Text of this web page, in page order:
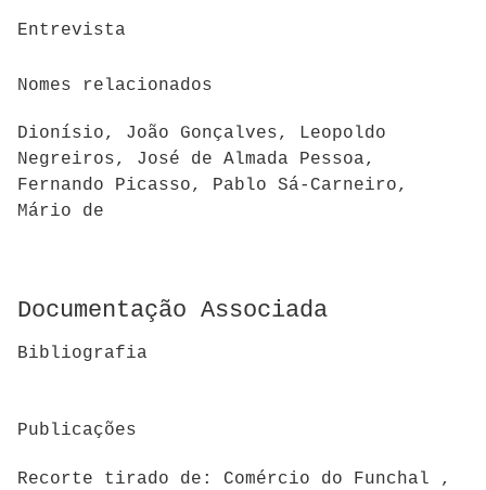
Entrevista
Nomes relacionados
Dionísio, João Gonçalves, Leopoldo
Negreiros, José de Almada Pessoa,
Fernando Picasso, Pablo Sá-Carneiro,
Mário de
Documentação Associada
Bibliografia
Publicações
Recorte tirado de: Comércio do Funchal ,